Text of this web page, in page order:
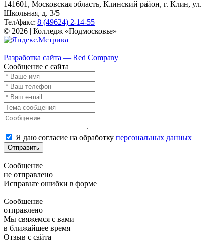
141601, Московская область, Клинский район, г. Клин, ул.
Школьная, д. 3/5
Тел/факс: 8 (49624) 2-14-55
© 2026 | Колледж «Подмосковье»
Разработка сайта — Red Company
Сообщение с сайта
Я даю согласие на обработку персональных данных
Отправить
Сообщение
не отправлено
Исправьте ошибки в форме
Сообщение
отправлено
Мы свяжемся с вами
в ближайшее время
Отзыв с сайта